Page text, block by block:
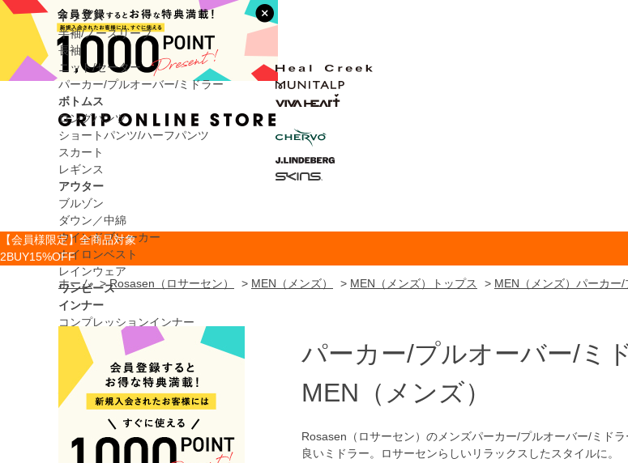
トップス
半袖/ノースリーブ
長袖
ニット/セーター
パーカー/プルオーバー/ミドラー
ボトムス
ロングパンツ
ショートパンツ/ハーフパンツ
スカート
レギンス
アウター
ブルゾン
ダウン／中綿
ウインドブレーカー
ナイロンベスト
レインウェア
ワンピース
インナー
コンプレッションインナー
インナーシャツ
インナーショーツ
タイツ・レギンス
バッグ/ケース/ポーチ/カバー
キャディバッグ
クラブケース
ヘッドカバー
【会員様限定】全商品対象
2BUY15%OFF
ホーム >Rosasen（ロサーセン） > MEN（メンズ） > MEN（メンズ）トップス > MEN（メンズ）パーカー
パーカー/プルオーバー/ミ
MEN （メンズ）
Rosasen（ロサーセン）のメンズパーカー/プルオーバー/ミド
良いミドラー。ロサーセンらしいリラックスしたスタイルに。